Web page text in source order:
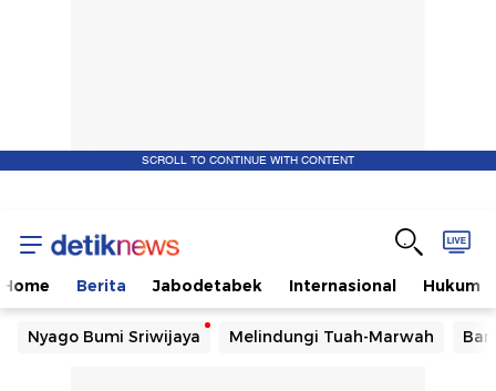
SCROLL TO CONTINUE WITH CONTENT
Home Berita Jabodetabek Internasional Hukum
Nyago Bumi Sriwijaya Melindungi Tuah-Marwah